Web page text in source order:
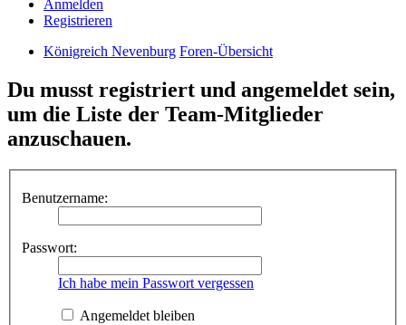
Anmelden
Registrieren
Königreich Nevenburg Foren-Übersicht
Du musst registriert und angemeldet sein,
um die Liste der Team-Mitglieder
anzuschauen.
Benutzername:
Passwort:
Ich habe mein Passwort vergessen
Angemeldet bleiben